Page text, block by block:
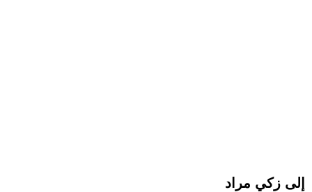
إلى زكي مراد